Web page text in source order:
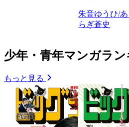
朱音ゆうひ/あ
らぎ蒼史
少年・青年マンガラ
もっと見る